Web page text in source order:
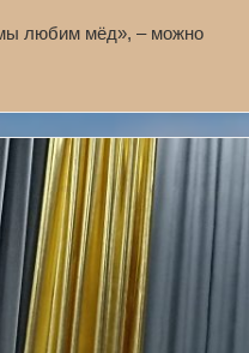
любим мёд», – можно